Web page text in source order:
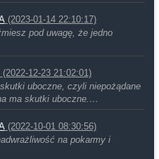
(2023-01-14 22:10:17)
pod uwagę, że jedno
(2022-12-23 21:02:01)
uboczne, czyli niepożądane
ma skutki uboczne.…
(2022-10-01 08:30:56)
na pokarmy i